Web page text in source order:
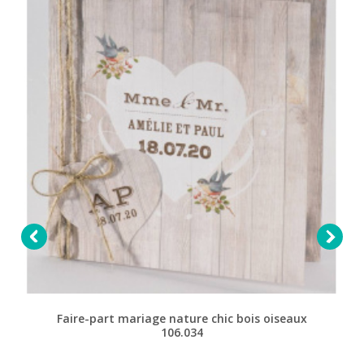

Faire-part mariage nature chic bois oiseaux
106.034
